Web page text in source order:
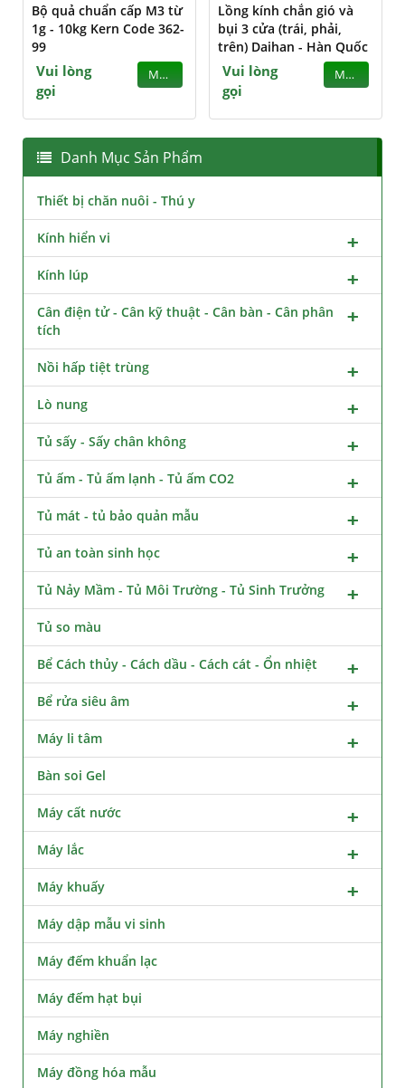
Bộ quả chuẩn cấp M3 từ
1g - 10kg Kern Code 362-
99
Vui lòng
gọi
MUA
Lồng kính chắn gió và
bụi 3 cửa (trái, phải,
trên) Daihan - Hàn Quốc
Vui lòng
gọi
MUA
Danh Mục Sản Phẩm
Thiết bị chăn nuôi - Thú y
Kính hiển vi
Kính lúp
Cân điện tử - Cân kỹ thuật - Cân bàn - Cân phân
tích
Nồi hấp tiệt trùng
Lò nung
Tủ sấy - Sấy chân không
Tủ ấm - Tủ ấm lạnh - Tủ ấm CO2
Tủ mát - tủ bảo quản mẫu
Tủ an toàn sinh học
Tủ Nảy Mầm - Tủ Môi Trường - Tủ Sinh Trưởng
Tủ so màu
Bể Cách thủy - Cách dầu - Cách cát - Ổn nhiệt
Bể rửa siêu âm
Máy li tâm
Bàn soi Gel
Máy cất nước
Máy lắc
Máy khuấy
Máy dập mẫu vi sinh
Máy đếm khuẩn lạc
Máy đếm hạt bụi
Máy nghiền
Máy đồng hóa mẫu